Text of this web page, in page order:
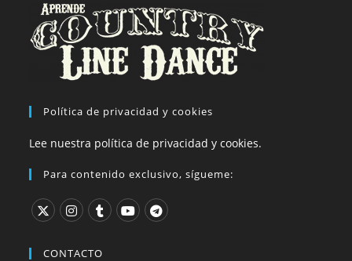
Política de privacidad y cookies
Lee nuestra política de privacidad y cookies.
Para contenido exclusivo, sígueme:
CONTACTO